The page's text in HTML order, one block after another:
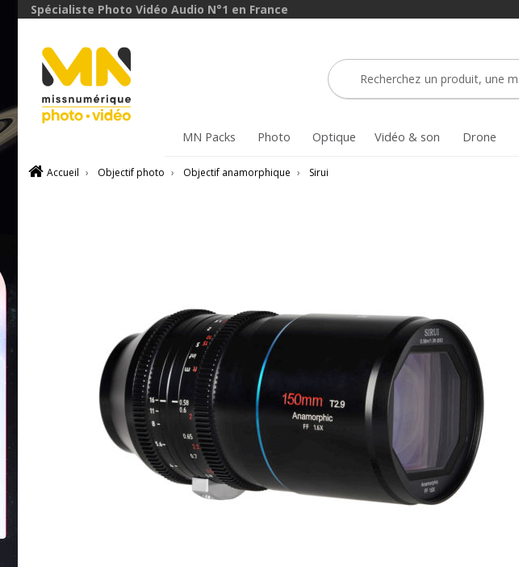
Spécialiste Photo Vidéo Audio N°1 en France
MN Packs Photo Optique Vidéo & son Drone
Accueil › Objectif photo › Objectif anamorphique › Sirui
avec le code